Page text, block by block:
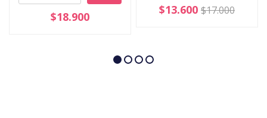
$18.900 $13.600 $17.000